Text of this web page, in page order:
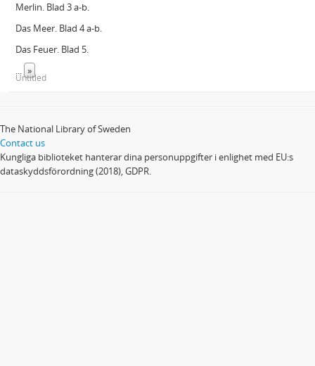
Merlin. Blad 3 a-b.
Das Meer. Blad 4 a-b.
Das Feuer. Blad 5.
... »
Untitled
The National Library of Sweden
Contact us
Kungliga biblioteket hanterar dina personuppgifter i enlighet med EU:s
dataskyddsförordning (2018), GDPR.